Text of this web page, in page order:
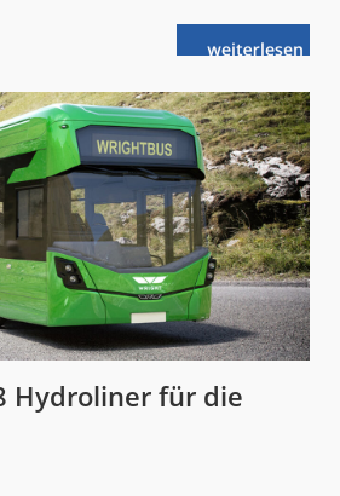
weiterlese
nVoith:
ÖPNV
in
UK
Hydroliner für die